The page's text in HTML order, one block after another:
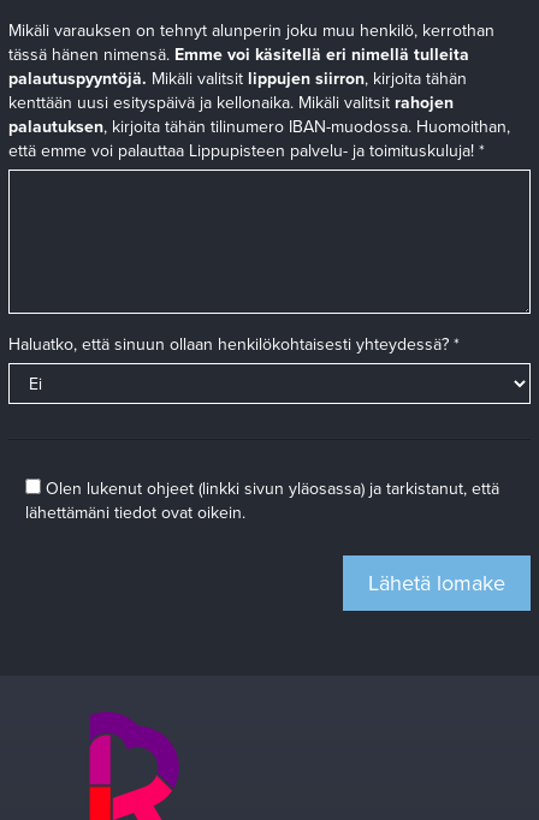
Mikäli varauksen on tehnyt alunperin joku muu henkilö, kerrothan
tässä hänen nimensä. Emme voi käsitellä eri nimellä tulleita
palautuspyyntöjä. Mikäli valitsit lippujen siirron, kirjoita tähän
kenttään uusi esityspäivä ja kellonaika. Mikäli valitsit rahojen
palautuksen, kirjoita tähän tilinumero IBAN-muodossa. Huomoithan,
että emme voi palauttaa Lippupisteen palvelu- ja toimituskuluja! *
Haluatko, että sinuun ollaan henkilökohtaisesti yhteydessä? *
Olen lukenut ohjeet (linkki sivun yläosassa) ja tarkistanut, että
lähettämäni tiedot ovat oikein.